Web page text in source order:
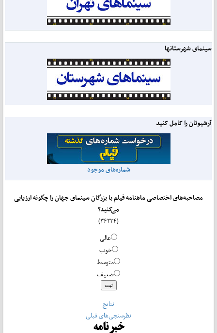
سینمای شهرستانها
آرشیوتان را کامل کنید
شماره‌های موجود
مصاحبه‌های اختصاصی ماهنامه فیلم با بزرگان سینمای جهان را چگونه ارزیابی
می‌کنید؟
عالی
خوب
متوسط
ضعیف
نتایج
نظرسنجی‌های قبلی
خبرنامه